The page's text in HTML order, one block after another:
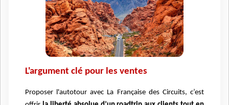
L'argument clé pour les ventes
Proposer l'autotour avec La Française des Circuits, c’est